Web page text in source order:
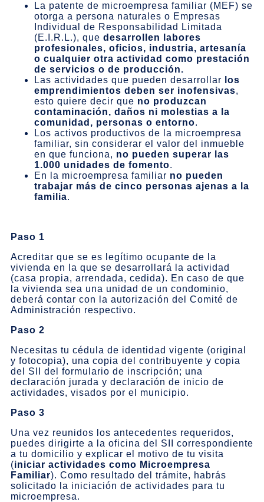
La patente de microempresa familiar (MEF) se
otorga a persona naturales o Empresas
Individual de Responsabilidad Limitada
(E.I.R.L.), que desarrollen labores
profesionales, oficios, industria, artesanía
o cualquier otra actividad como prestación
de servicios o de producción.
Las actividades que pueden desarrollar
los
emprendimientos deben ser inofensivas,
esto quiere decir que no produzcan
contaminación, daños ni molestias a la
comunidad, personas o entorno.
Los activos productivos de la microempresa
familiar, sin considerar el valor del inmueble
en que funciona, no pueden superar las
1.000 unidades de fomento.
En la microempresa familiar no pueden
trabajar más de cinco personas ajenas a la
familia.
Paso 1
Acreditar que se es legítimo ocupante de la
vivienda en la que se desarrollará la actividad
(casa propia, arrendada, cedida). En caso de que
la vivienda sea una unidad de un condominio,
deberá contar con la autorización del Comité de
Administración respectivo.
Paso 2
Necesitas tu cédula de identidad vigente (original
y fotocopia), una copia del contribuyente y copia
del SII del formulario de inscripción; una
declaración jurada y declaración de inicio de
actividades, visados por el municipio.
Paso 3
Una vez reunidos los antecedentes requeridos,
puedes dirigirte a la oficina del SII correspondiente
a tu domicilio y explicar el motivo de tu visita
(iniciar actividades como Microempresa
Familiar). Como resultado del trámite, habrás
solicitado la iniciación de actividades para tu
microempresa.